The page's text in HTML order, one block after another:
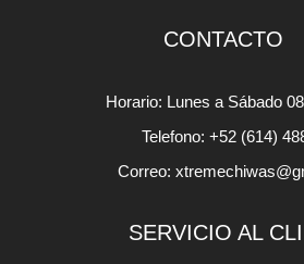
CONTACTO
Horario: Lunes a Sábado
Telefono: +52 (614)
Correo:
SERVICIO AL